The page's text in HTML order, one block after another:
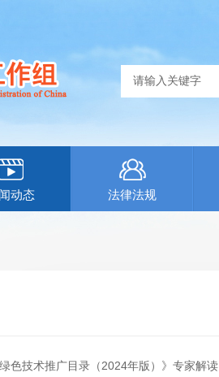
动态 法律法规
型 ——《绿色技术推广目录（2024年版）》专家解读